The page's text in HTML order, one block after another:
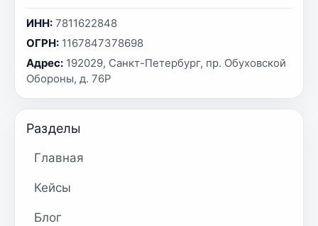
ИНН: 7811622848
ОГРН: 1167847378698
Адрес: 192029, Санкт-Петербург, пр. Обуховской
Обороны, д. 76Р
Разделы
Главная
Кейсы
Блог